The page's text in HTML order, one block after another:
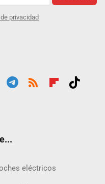
privacidad
eléctricos